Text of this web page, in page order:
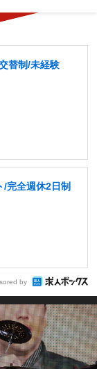
替制/未経験
/完全週休2日制
by